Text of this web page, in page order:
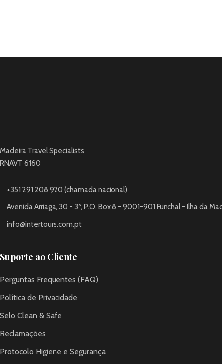
Madeira Travel Specialists
RNAVT 6160
+351 291 208 920 (chamada nacional)
Avenida Arriaga, 30 - 3º, P.O. Box 8 - 9001-901 Funchal - Ilha da
info@intertours.com.pt
Suporte ao Cliente
Perguntas Frequentes (FAQ)
Política de Privacidade
Selo Clean & Safe
Reclamações
Protocolo Higiene e Segurança